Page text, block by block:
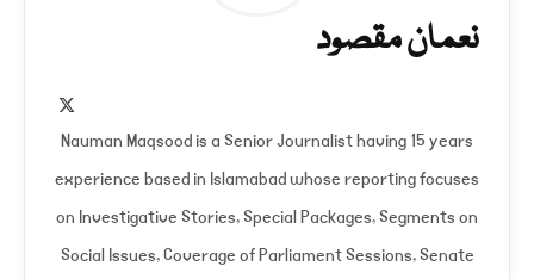
نعمان مقصود
Nauman Maqsood is a Senior Journalist having 15 years
experience based in Islamabad whose reporting focuses
on Investigative Stories, Special Packages, Segments on
Social Issues, Coverage of Parliament Sessions, Senate